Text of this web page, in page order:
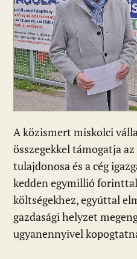
A közismert miskolci
összegekkel támogatja
tulajdonosa és a cég
kedden egymillió
költségekhez, egyúttal
gazdasági helyzet
ugyanennyivel